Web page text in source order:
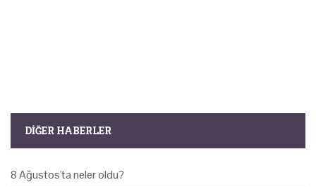
DIĞER HABERLER
8 Ağustos'ta neler oldu?